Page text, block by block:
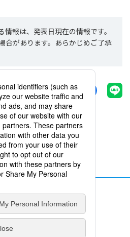
情報は、発表日現在の情報です。
合があります。あらかじめご了承
シェアする
覧へ戻る
規約
個人情報保護方針
情報セキュリティポリシー
ただくご質問